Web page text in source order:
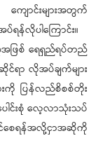
ောင်းများအတွက်
န်လိုပါကြောင်း။
အဖြစ် ရေရှည်ရပ်တည်
ရာ လိုအပ်ချက်များ
းကို ပြန်လည်စိစစ်တိုး
ေါင်းစုံ လေ့လာသုံးသပ်
င်စေရန်အလို့ငှာအဆိုကို